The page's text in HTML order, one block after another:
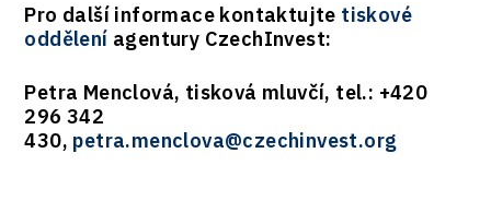
Pro další informace kontaktujte tiskové
oddělení agentury CzechInvest:
Petra Menclová, tisková mluvčí, tel.: +420
296 342
430, petra.menclova@czechinvest.org